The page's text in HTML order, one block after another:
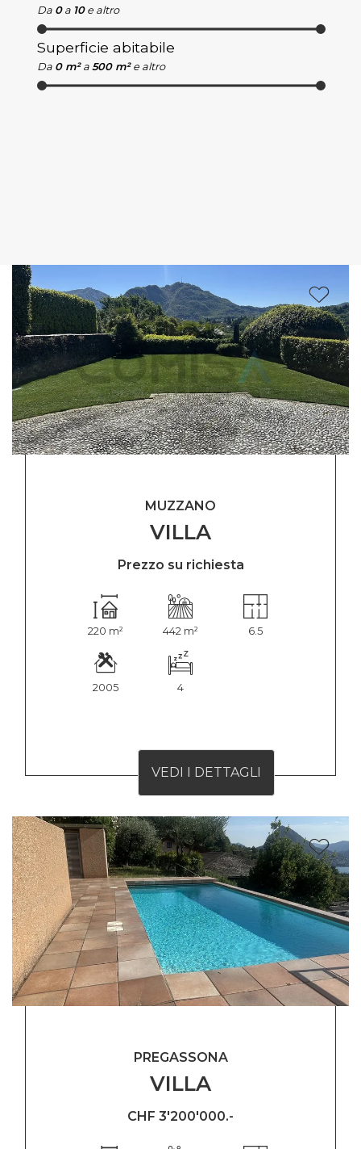
Da 0 a 10 e altro
Superficie abitabile
Da 0 m² a 500 m² e altro
VILLA
MUZZANO
Prezzo su richiesta
220 m² 442 m² 6.5
2005 4
VEDI I DETTAGLI
VILLA
PREGASSONA
CHF 3'200'000.-